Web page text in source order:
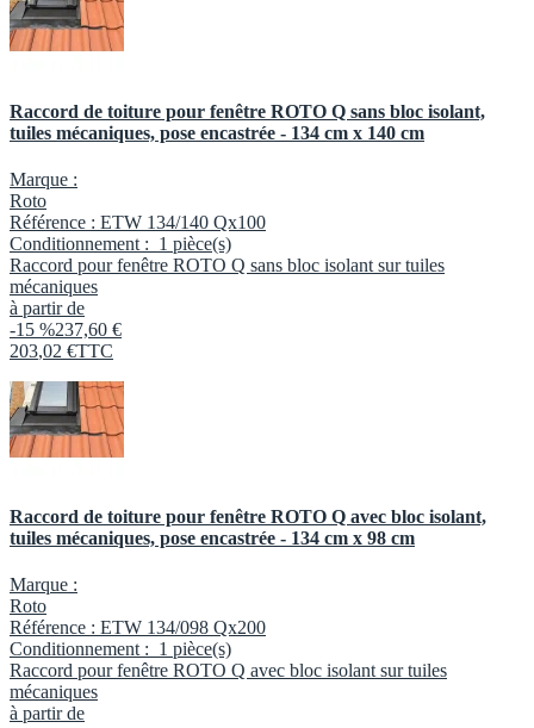
Raccord de toiture pour fenêtre ROTO Q sans bloc isolant,
tuiles mécaniques, pose encastrée - 134 cm x 140 cm
Marque :
Roto
Référence : ETW 134/140 Qx100
Conditionnement : 1 pièce(s)
Raccord pour fenêtre ROTO Q sans bloc isolant sur tuiles
mécaniques
à partir de
-15 %237,60 €
203,02 €TTC
Raccord de toiture pour fenêtre ROTO Q avec bloc isolant,
tuiles mécaniques, pose encastrée - 134 cm x 98 cm
Marque :
Roto
Référence : ETW 134/098 Qx200
Conditionnement : 1 pièce(s)
Raccord pour fenêtre ROTO Q avec bloc isolant sur tuiles
mécaniques
à partir de